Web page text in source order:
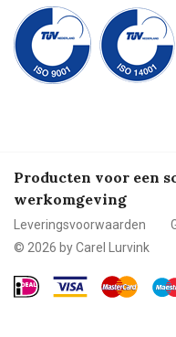
Producten voor een
werkomgeving
Leveringsvoorwaarden
© 2026 by Carel Lurvink